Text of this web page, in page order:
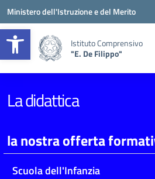
Apri la barra degli
Vai ai contenuti
Vai al menu di navigazione
Vai al footer
Ministero dell'Istruzione e del Merito
Istituto Comprensivo
"E. De Filippo"
La didattica
la nostra offerta
Scuola dell'Infanzia